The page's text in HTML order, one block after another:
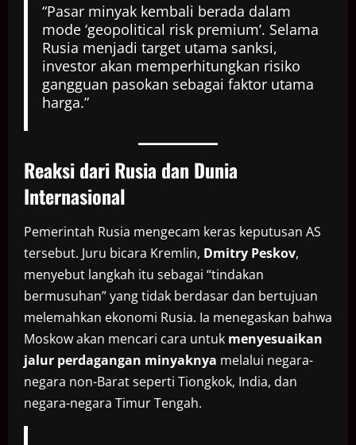
“Pasar minyak kembali berada dalam
mode ‘geopolitical risk premium’. Selama
Rusia menjadi target utama sanksi,
investor akan memperhitungkan risiko
gangguan pasokan sebagai faktor utama
harga.”
Reaksi dari Rusia dan Dunia
Internasional
Pemerintah Rusia mengecam keras keputusan AS
tersebut. Juru bicara Kremlin, Dmitry Peskov,
menyebut langkah itu sebagai “tindakan
bermusuhan” yang tidak berdasar dan bertujuan
melemahkan ekonomi Rusia. Ia menegaskan bahwa
Moskow akan mencari cara untuk menyesuaikan
jalur perdagangan minyaknya melalui negara-
negara non-Barat seperti Tiongkok, India, dan
negara-negara Timur Tengah.